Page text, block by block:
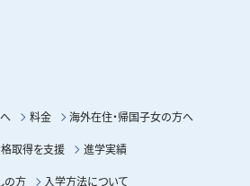
料金 海外在住・帰国子女の方へ
取得を支援 進学実績
の方 入学方法について